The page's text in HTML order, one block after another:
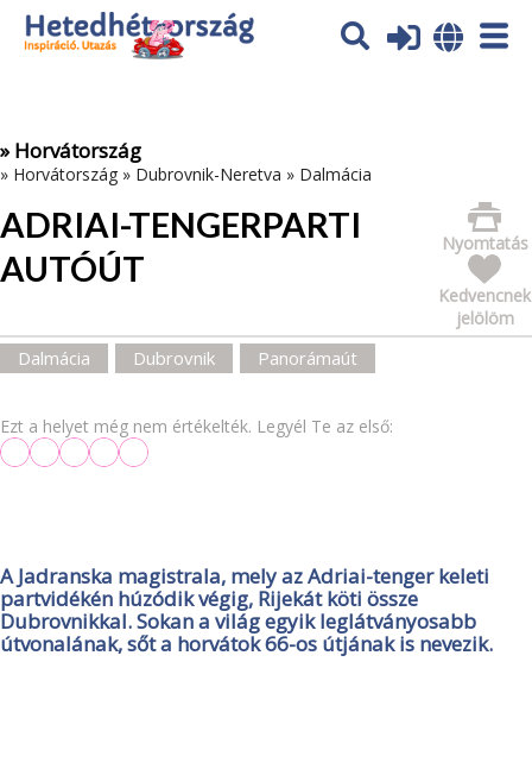
Az oldal sütiket (cookies) használ. További tájékoztatás itt:
Adatvédelmi tájékoztató
» Horvátország
» Horvátország » Dubrovnik-Neretva » Dalmácia
ADRIAI-TENGERPARTI
AUTÓÚT
Nyomtatás
Kedvencnek
jelölöm
Dalmácia Dubrovnik Panorámaút
Ezt a helyet még nem értékelték. Legyél Te az első:
A Jadranska magistrala, mely az Adriai-tenger keleti
partvidékén húzódik végig, Rijekát köti össze
Dubrovnikkal. Sokan a világ egyik leglátványosabb
útvonalának, sőt a horvátok 66-os útjának is nevezik.